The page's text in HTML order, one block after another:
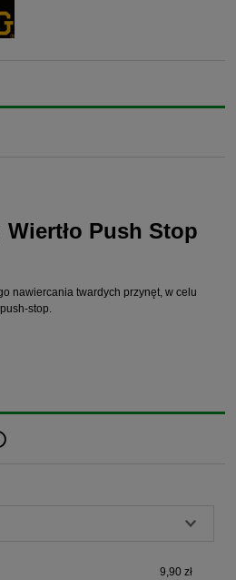
Push Stop
nawiercania twardych przynęt, w celu
stop.
kosztów płatności
9,90 zł